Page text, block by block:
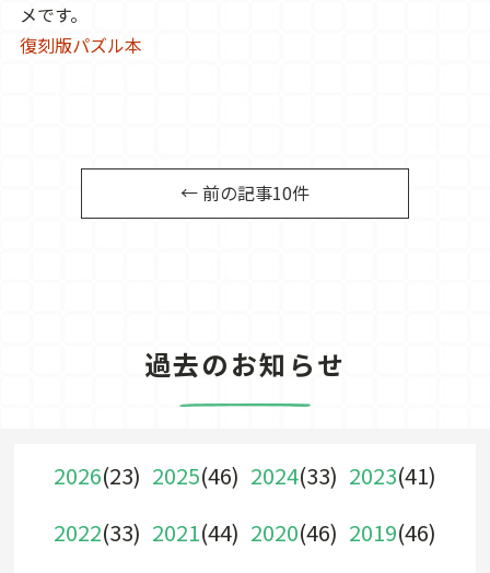
メです。
復刻版パズル本
← 前の記事10件
過去のお知らせ
2026(23) 2025(46) 2024(33) 2023(41)
2022(33) 2021(44) 2020(46) 2019(46)